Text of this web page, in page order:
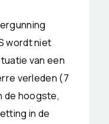
wordt niet
van een
verleden (7
de hoogste,
in de